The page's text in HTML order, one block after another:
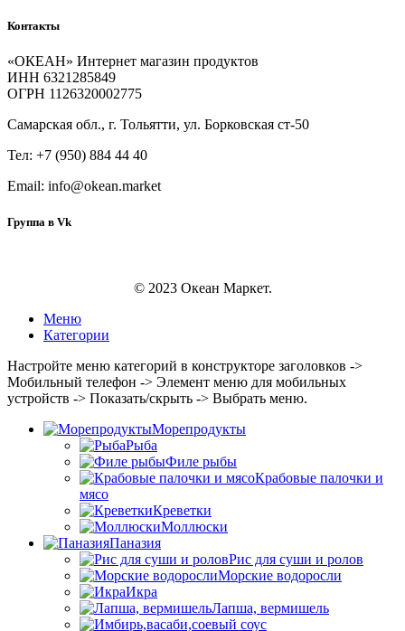
Контакты
«ОКЕАН» Интернет магазин продуктов
ИНН 6321285849
ОГРН 1126320002775
Самарская обл., г. Тольятти, ул. Борковская ст-50
Тел: +7 (950) 884 44 40
Email: info@okean.market
Группа в Vk
© 2023 Океан Маркет.
Меню
Категории
Настройте меню категорий в конструкторе заголовков ->
Мобильный телефон -> Элемент меню для мобильных
устройств -> Показать/скрыть -> Выбрать меню.
Морепродукты
Рыба
Филе рыбы
Крабовые палочки и
мясо
Креветки
Моллюски
Паназия
Рис для суши и ролов
Морские водоросли
Икра
Лапша, вермишель